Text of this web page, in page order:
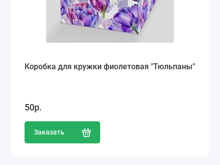
Коробка для кружки фиолетовая "Тюльпаны"
50р.
Заказать